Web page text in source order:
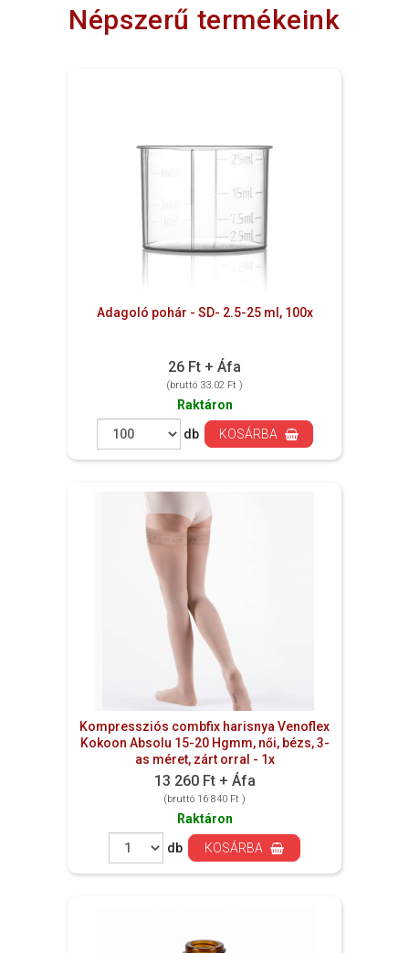
Népszerű termékeink
Adagoló pohár - SD- 2.5-25 ml, 100x
26 Ft + Áfa
(bruttó 33.02 Ft )
Raktáron
db
KOSÁRBA
Kompressziós combfix harisnya Venoflex
Kokoon Absolu 15-20 Hgmm, női, bézs, 3-
as méret, zárt orral - 1x
13 260 Ft + Áfa
(bruttó 16 840 Ft )
Raktáron
db
KOSÁRBA